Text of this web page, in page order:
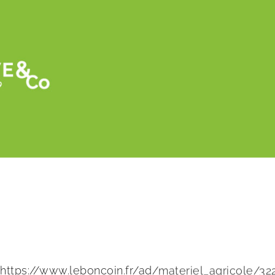
A vendre d’occasion une butteuse à
https://www.leboncoin.fr/ad/materiel_agricole/